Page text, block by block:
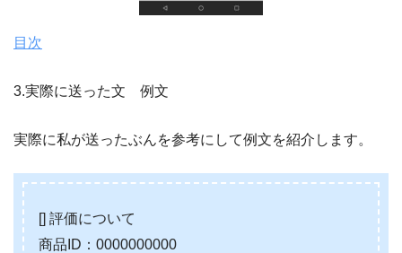
目次
3.実際に送った文 例文
実際に私が送ったぶんを参考にして例文を紹介します。
[] 評価について
商品ID：0000000000